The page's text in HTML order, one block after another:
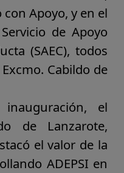
Apoyo, y en el
de Apoyo
(SAEC), todos
Cabildo de
el
de Lanzarote,
el valor de la
ADEPSI en